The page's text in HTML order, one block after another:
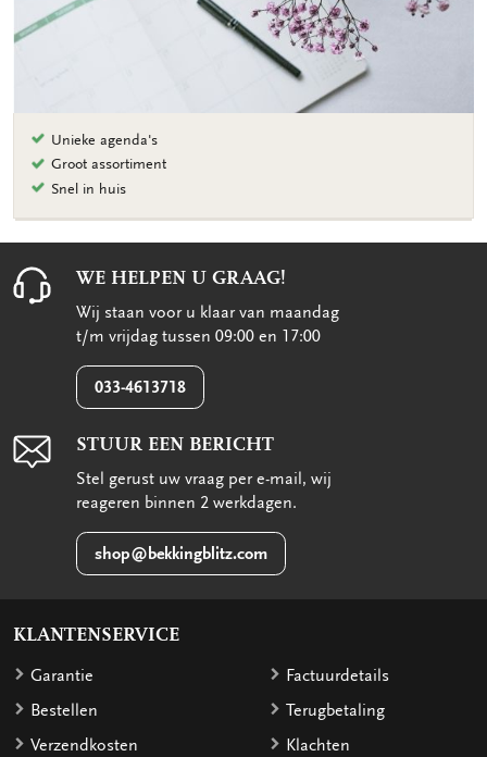
Unieke agenda's
Groot assortiment
Snel in huis
WE HELPEN U GRAAG!
Wij staan voor u klaar van maandag
t/m vrijdag tussen 09:00 en 17:00
033-4613718
STUUR EEN BERICHT
Stel gerust uw vraag per e-mail, wij
reageren binnen 2 werkdagen.
shop@bekkingblitz.com
KLANTENSERVICE
Garantie
Bestellen
Verzendkosten
Factuurdetails
Terugbetaling
Klachten